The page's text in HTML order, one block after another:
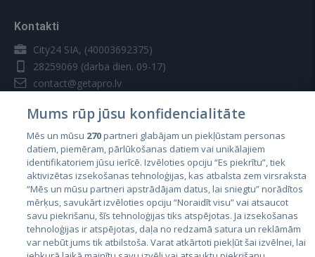
Kontakti
City24 SIA, (40003692375)
28259069 (darba dien. 09-17)
contact@getapro.lv
Valstis
Igaunija
Latvija
Lietuva
Mums rūp jūsu konfidencialitāte
Mēs un mūsu 270partneri glabājam un piekļūstam personas
datiem, piemēram, pārlūkošanas datiem vai unikālajiem
identifikatoriem jūsu ierīcē. Izvēloties opciju “Es piekrītu”, tiek
aktivizētas izsekošanas tehnoloģijas, kas atbalsta zem virsraksta
“Mēs un mūsu partneri apstrādājam datus, lai sniegtu” norādītos
mērķus, savukārt izvēloties opciju “Noraidīt visu” vai atsaucot
savu piekrišanu, šīs tehnoloģijas tiks atspējotas. Ja izsekošanas
tehnoloģijas ir atspējotas, daļa no redzamā satura un reklāmām
var nebūt jums tik atbilstoša. Varat atkārtoti piekļūt šai izvēlnei, lai